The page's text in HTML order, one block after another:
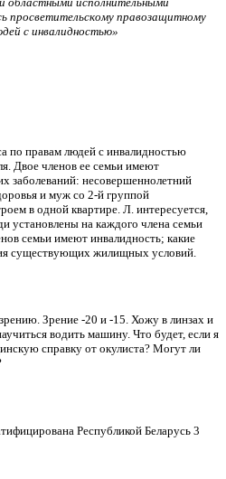
просветительскому правозащитному
с инвалидностью»
правам людей с инвалидностью
Двое членов ее семьи имеют
заболеваний: несовершеннолетний
и муж со 2-й группой
в одной квартире. Л. интересуется,
установлены на каждого члена семьи
семьи имеют инвалидность; какие
существующих жилищных условий.
Зрение -20 и -15. Хожу в линзах и
водить машину. Что будет, если я
справку от окулиста? Могут ли
Республикой Беларусь 3